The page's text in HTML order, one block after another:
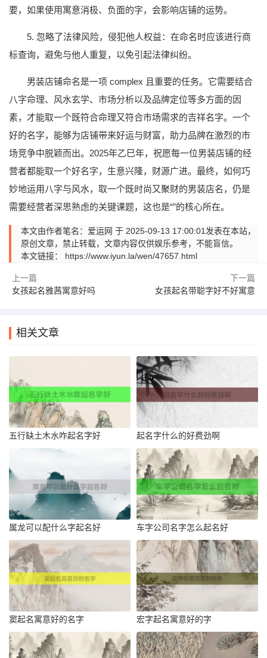
要，如果使用寓意消极、负面的字，会影响店铺的运势。
5. 忽略了法律风险，侵犯他人权益：在命名时应该进行商
标查询，避免与他人重复，以免引起法律纠纷。
男装店铺命名是一项 complex 且重要的任务。它需要结合
八字命理、风水玄学、市场分析以及品牌定位等多方面的因
素，才能取一个既符合命理又符合市场需求的吉祥名字。一个
好的名字，能够为店铺带来好运与财富，助力品牌在激烈的市
场竞争中脱颖而出。2025年乙巳年，祝愿每一位男装店铺的经
营者都能取一个好名字，生意兴隆，财源广进。最终，如何巧
妙地运用八字与风水，取一个既时尚又聚财的男装店名，仍是
需要经营者深思熟虑的关键课题，这也是“”的核心所在。
本文由作者笔名：爱运网 于 2025-09-13 17:00:01发表在本站，
原创文章，禁止转载，文章内容仅供娱乐参考，不能盲信。
本文链接： https://www.iyun.la/wen/47657.html
上一篇
女孩起名雅茜寓意好吗
下一篇
女孩起名带聪字好不好寓意
相关文章
五行缺土木水咋起名字好 起名字什么的好费劲啊
属龙可以配什么字起名好 车字公司名字怎么起名好
窦起名寓意好的名字 宏字起名寓意好的字